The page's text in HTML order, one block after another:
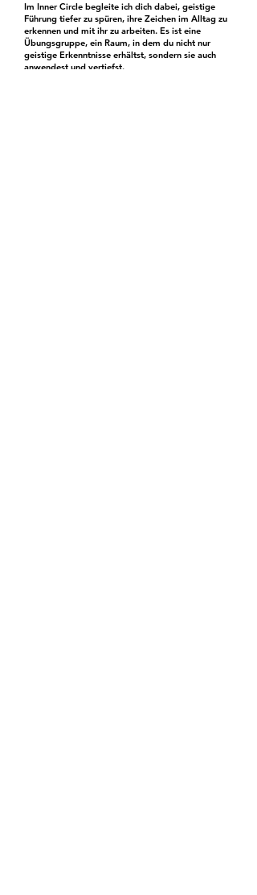
Im Inner Circle begleite ich dich dabei, geistige
Führung tiefer zu spüren, ihre Zeichen im Alltag zu
erkennen und mit ihr zu arbeiten. Es ist eine
Übungsgruppe, ein Raum, in dem du nicht nur
geistige Erkenntnisse erhältst, sondern sie auch
anwendest und vertiefst.